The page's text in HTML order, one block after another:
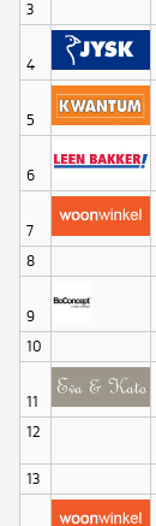
3
4
5
6
7
8
9
10
11
12
13